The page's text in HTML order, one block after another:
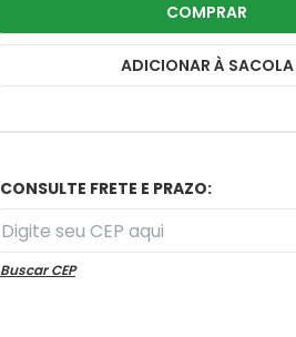
COMPRAR
ADICIONAR À SACOLA
CONSULTE FRETE E PRAZO:
Buscar CEP